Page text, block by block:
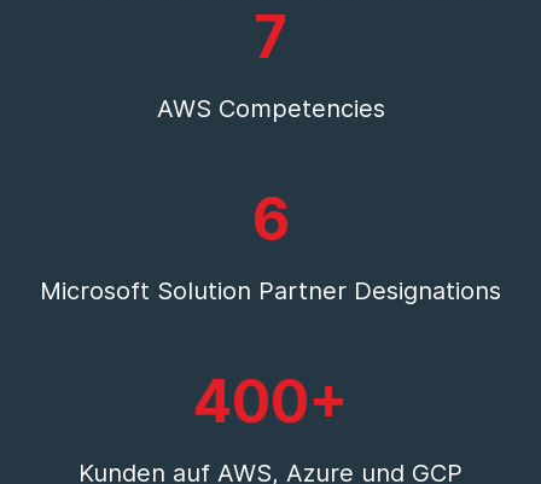
7
AWS Competencies
6
Microsoft Solution Partner Designations
400+
Kunden auf AWS, Azure und GCP